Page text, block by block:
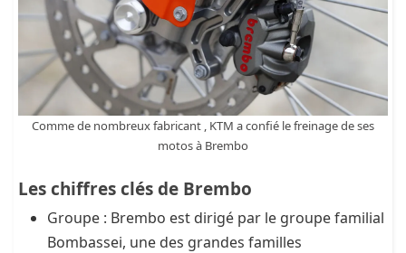
Comme de nombreux fabricant , KTM a confié le freinage de ses
motos à Brembo
Les chiffres clés de Brembo
Groupe : Brembo est dirigé par le groupe familial
Bombassei, une des grandes familles